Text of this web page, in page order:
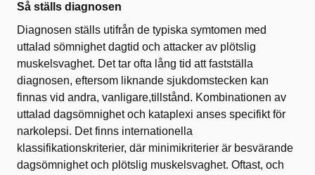
Så ställs diagnosen
Diagnosen ställs utifrån de typiska symtomen med
uttalad sömnighet dagtid och attacker av plötslig
muskelsvaghet. Det tar ofta lång tid att fastställa
diagnosen, eftersom liknande sjukdomstecken kan
finnas vid andra, vanligare,tillstånd. Kombinationen av
uttalad dagsömnighet och kataplexi anses specifikt för
narkolepsi. Det finns internationella
klassifikationskriterier, där minimikriterier är besvärande
dagsömnighet och plötslig muskelsvaghet. Oftast, och